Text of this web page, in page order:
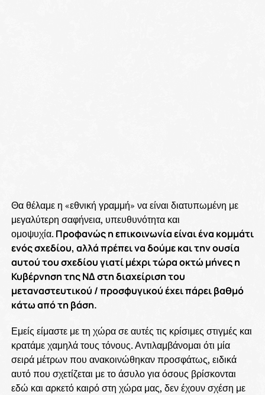
Θα θέλαμε η «εθνική γραμμή» να είναι διατυπωμένη με
μεγαλύτερη σαφήνεια, υπευθυνότητα και
ομοψυχία. Προφανώς η επικοινωνία είναι ένα κομμάτι
ενός σχεδίου, αλλά πρέπει να δούμε και την ουσία
αυτού του σχεδίου γιατί μέχρι τώρα οκτώ μήνες η
Κυβέρνηση της ΝΔ στη διαχείριση του
μεταναστευτικού / προσφυγικού έχει πάρει βαθμό
κάτω από τη βάση.
Εμείς είμαστε με τη χώρα σε αυτές τις κρίσιμες στιγμές και
κρατάμε χαμηλά τους τόνους. Αντιλαμβάνομαι ότι μία
σειρά μέτρων που ανακοινώθηκαν προσφάτως, ειδικά
αυτό που σχετίζεται με το άσυλο για όσους βρίσκονται
εδώ και αρκετό καιρό στη χώρα μας, δεν έχουν σχέση με